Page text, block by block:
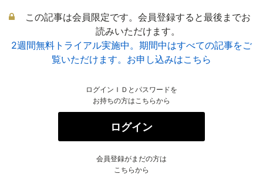
この記事は会員限定です。会員登録すると最後までお
読みいただけます。
2週間無料トライアル実施中。期間中はすべての記事をご
覧いただけます。お申し込みはこちら
ログインＩＤとパスワードを
お持ちの方はこちらから
ログイン
会員登録がまだの方は
こちらから